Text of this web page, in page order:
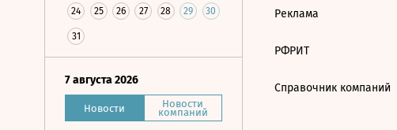
24 25 26 27 28 29 30
31
7 августа 2026
Новости Новости
компаний
Реклама
РФРИТ
Справочник компаний